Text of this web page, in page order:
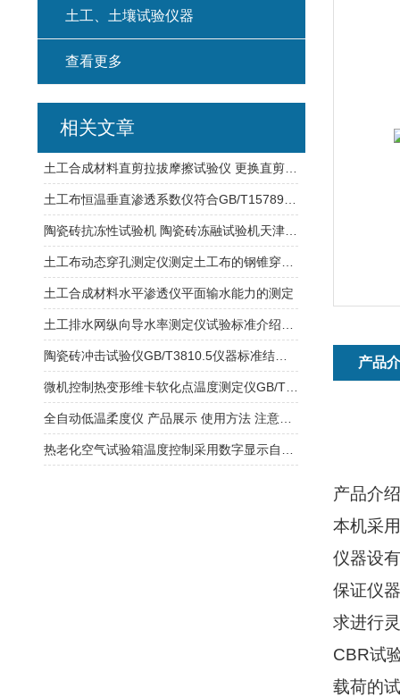
产品
产品介
本机采
仪器设
保证仪
求进行
CBR试
载荷的
土工、土壤试验仪器
查看更多
相关文章
土工合成材料水平渗透仪平面输水能力的测定